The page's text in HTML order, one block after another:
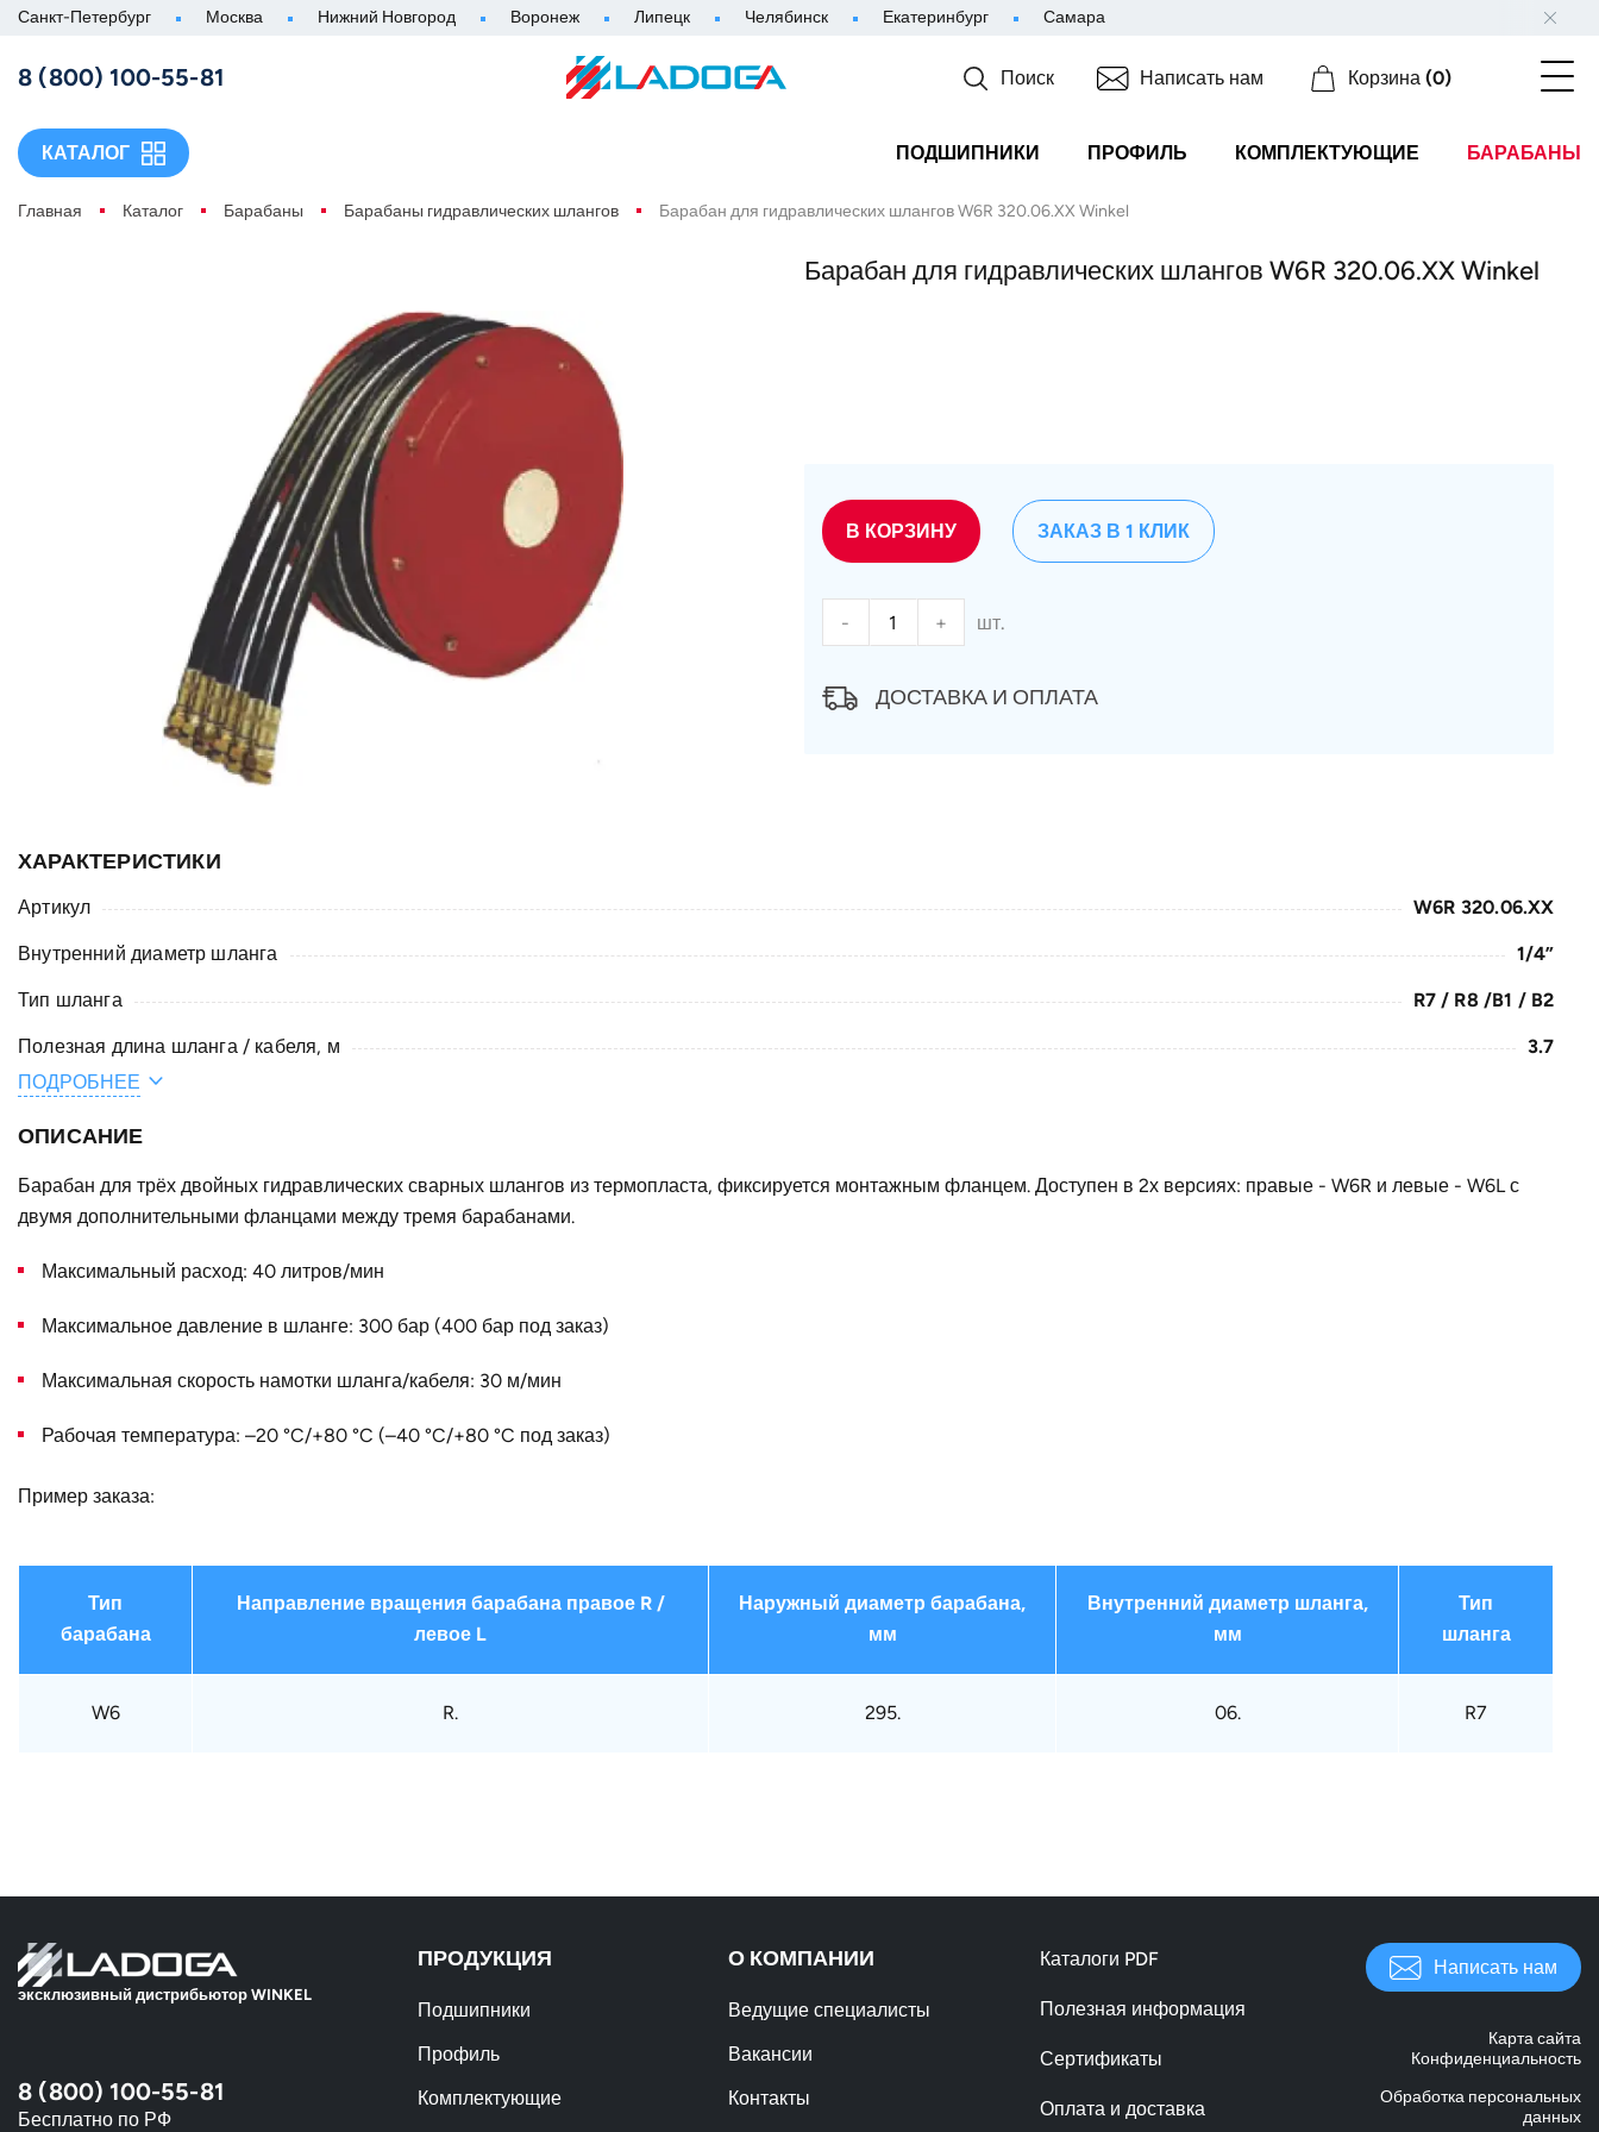
Санкт-Петербург Москва Нижний Новгород Воронеж Липецк Челябинск Екатеринбург Самара
8 (800) 100-55-81 Поиск Написать нам Корзина (0)
КАТАЛОГ ПОДШИПНИКИ ПРОФИЛЬ КОМПЛЕКТУЮЩИЕ БАРАБАНЫ
Главная Каталог Барабаны Барабаны гидравлических шлангов Барабан для гидравлических шлангов W6R 320.06.XX Winkel
Барабан для гидравлических шлангов W6R 320.06.XX Winkel
В КОРЗИНУ
- + шт.
ЗАКАЗ В 1 КЛИК
ДОСТАВКА И ОПЛАТА
ХАРАКТЕРИСТИКИ
Артикул W6R 320.06.XX
Внутренний диаметр шланга 1/4”
Тип шланга R7 / R8 /B1 / B2
Полезная длина шланга / кабеля, м 3.7
Общая длина шланга / кабеля, м
A, мм
E, мм
B, мм
Конструктивное исполнение
Наружный диаметр D, мм
Страна
ПОДРОБНЕЕ
ОПИСАНИЕ
Барабан для трёх двойных гидравлических сварных шлангов из термопласта, фиксируется монтажным фланцем. Доступен в 2х версиях: правые - W6R и левые - W6L с
двумя дополнительными фланцами между тремя барабанами.
Максимальный расход: 40 литров/мин
Максимальное давление в шланге: 300 бар (400 бар под заказ)
Максимальная скорость намотки шланга/кабеля: 30 м/мин
Рабочая температура: –20 °C/+80 °C (–40 °C/+80 °C под заказ)
Пример заказа:
Тип
барабана
Направление вращения барабана правое R /
левое L
Наружный диаметр барабана,
мм
Внутренний диаметр шланга,
мм
Тип
шланга
W6 R. 295. 06. R7
эксклюзивный дистрибьютор WINKEL
8 (800) 100-55-81
Бесплатно по РФ
ПРОДУКЦИЯ
Подшипники
Профиль
Комплектующие
О КОМПАНИИ
Ведущие специалисты
Вакансии
Контакты
Каталоги PDF
Полезная информация
Сертификаты
Оплата и доставка
Написать нам
Карта сайта
Конфиденциальность
Обработка персональных
данных